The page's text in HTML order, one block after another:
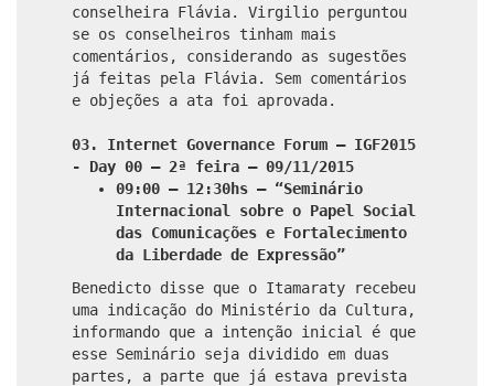
conselheira Flávia. Virgilio perguntou
se os conselheiros tinham mais
comentários, considerando as sugestões
já feitas pela Flávia. Sem comentários
e objeções a ata foi aprovada.
03. Internet Governance Forum – IGF2015
- Day 00 – 2ª feira – 09/11/2015
09:00 – 12:30hs – “Seminário
Internacional sobre o Papel Social
das Comunicações e Fortalecimento
da Liberdade de Expressão”
Benedicto disse que o Itamaraty recebeu
uma indicação do Ministério da Cultura,
informando que a intenção inicial é que
esse Seminário seja dividido em duas
partes, a parte que já estava prevista